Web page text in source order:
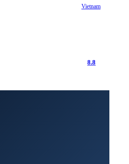
Vietnam
8.8